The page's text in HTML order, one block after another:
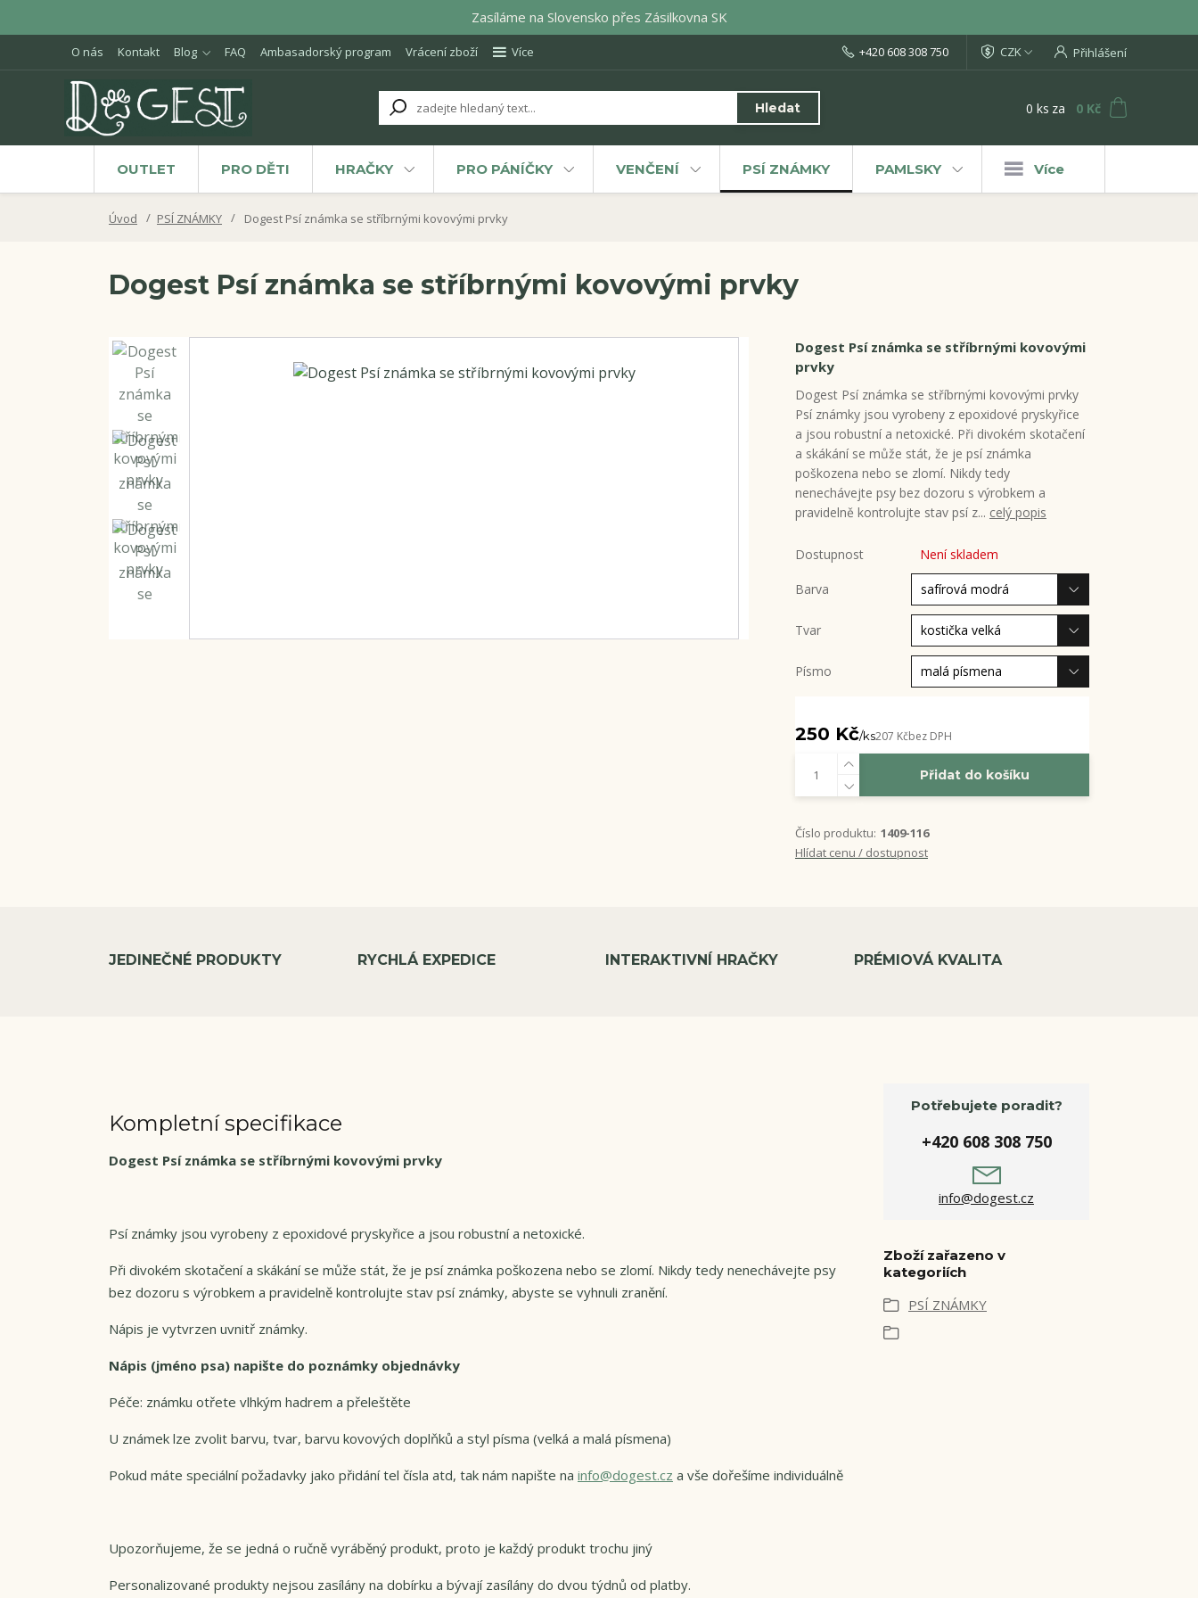
Zasíláme na Slovensko přes Zásilkovna SK
O nás Kontakt Blog FAQ Ambasadorský program Vrácení zboží Více CZK Přihlášení
Hledat
+420 608 308 750
0 ks za 0 Kč
OUTLET PRO DĚTI HRAČKY PRO PÁNÍČKY VENČENÍ PSÍ ZNÁMKY PAMLSKY Více
Úvod PSÍ ZNÁMKY Dogest Psí známka se stříbrnými kovovými prvky
Dogest Psí známka se stříbrnými kovovými prvky
Dogest Psí známka se stříbrnými kovovými
prvky
Dogest Psí známka se stříbrnými kovovými prvky
Psí známky jsou vyrobeny z epoxidové pryskyřice
a jsou robustní a netoxické. Při divokém skotačení
a skákání se může stát, že je psí známka
poškozena nebo se zlomí. Nikdy tedy
nenechávejte psy bez dozoru s výrobkem a
pravidelně kontrolujte stav psí z... celý popis
Dostupnost Není skladem
Barva
Tvar
Písmo
250 Kč/ks207 Kčbez DPH
Přidat do košíku
Číslo produktu: 1409-116
Hlídat cenu / dostupnost
JEDINEČNÉ PRODUKTY RYCHLÁ EXPEDICE INTERAKTIVNÍ HRAČKY PRÉMIOVÁ KVALITA
Kompletní specifikace
Dogest Psí známka se stříbrnými kovovými prvky
Psí známky jsou vyrobeny z epoxidové pryskyřice a jsou robustní a netoxické.
Při divokém skotačení a skákání se může stát, že je psí známka poškozena nebo se zlomí. Nikdy tedy nenechávejte psy
bez dozoru s výrobkem a pravidelně kontrolujte stav psí známky, abyste se vyhnuli zranění.
Nápis je vytvrzen uvnitř známky.
Nápis (jméno psa) napište do poznámky objednávky
Péče: známku otřete vlhkým hadrem a přeleštěte
U známek lze zvolit barvu, tvar, barvu kovových doplňků a styl písma (velká a malá písmena)
Pokud máte speciální požadavky jako přidání tel čísla atd, tak nám napište na info@dogest.cz a vše dořešíme individuálně
Upozorňujeme, že se jedná o ručně vyráběný produkt, proto je každý produkt trochu jiný
Personalizované produkty nejsou zasílány na dobírku a bývají zasílány do dvou týdnů od platby.
Potřebujete poradit?
+420 608 308 750
info@dogest.cz
Zboží zařazeno v
kategoriích
PSÍ ZNÁMKY